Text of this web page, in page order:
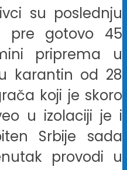
su poslednju
pre gotovo 45
priprema u
karantin od 28
koji je skoro
u izolaciji je i
Srbije sada
provodi u